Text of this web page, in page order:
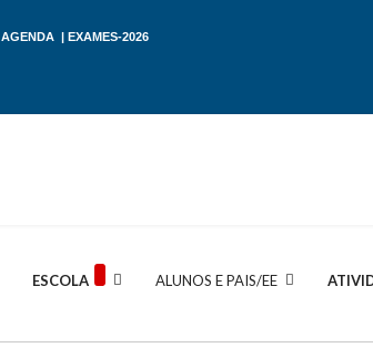
AGENDA | EXAMES-2026
ESCOLA ALUNOS E PAIS/EE